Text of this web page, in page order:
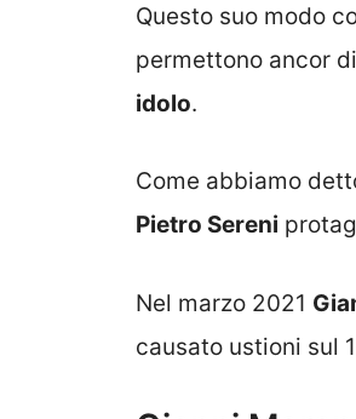
Questo suo modo
permettono ancor
idolo.
Come abbiamo
Pietro Sereni
Nel marzo 2021
causato ustioni sul